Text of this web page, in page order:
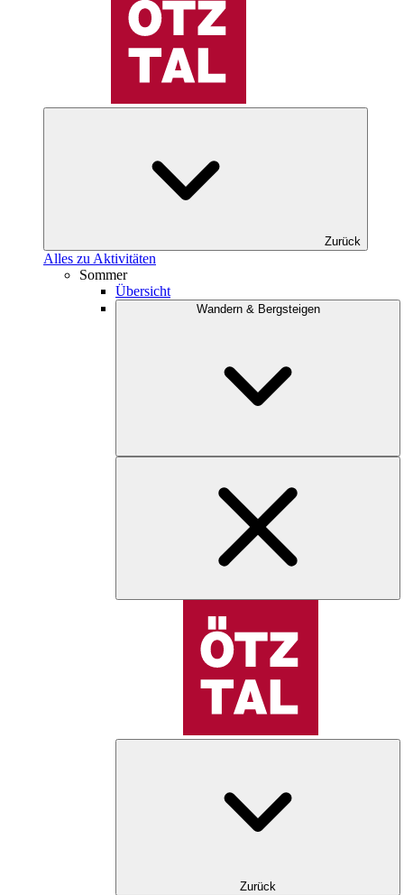
Zurück
Alles zu Aktivitäten
Sommer
Übersicht
Wandern & Bergsteigen
Zurück